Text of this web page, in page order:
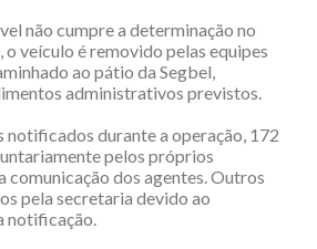
não cumpre a determinação no
veículo é removido pelas equipes
ao pátio da Segbel,
administrativos previstos.
notificados durante a operação, 172
pelos próprios
comunicação dos agentes. Outros
pela secretaria devido ao
notificação.